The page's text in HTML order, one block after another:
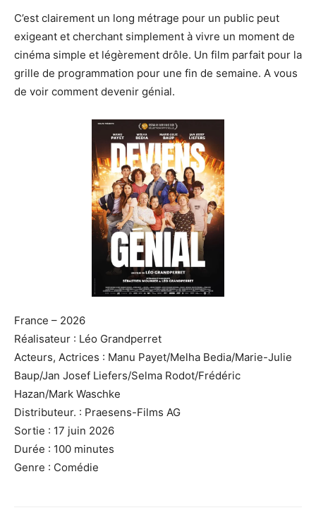
C’est clairement un long métrage pour un public peut
exigeant et cherchant simplement à vivre un moment de
cinéma simple et légèrement drôle. Un film parfait pour la
grille de programmation pour une fin de semaine. A vous
de voir comment devenir génial.
France – 2026
Réalisateur : Léo Grandperret
Acteurs, Actrices : Manu Payet/Melha Bedia/Marie-Julie
Baup/Jan Josef Liefers/Selma Rodot/Frédéric
Hazan/Mark Waschke
Distributeur. : Praesens-Films AG
Sortie : 17 juin 2026
Durée : 100 minutes
Genre : Comédie